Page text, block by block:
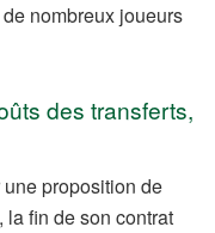
nombreux joueurs
des transferts,
proposition de
la fin de son contrat